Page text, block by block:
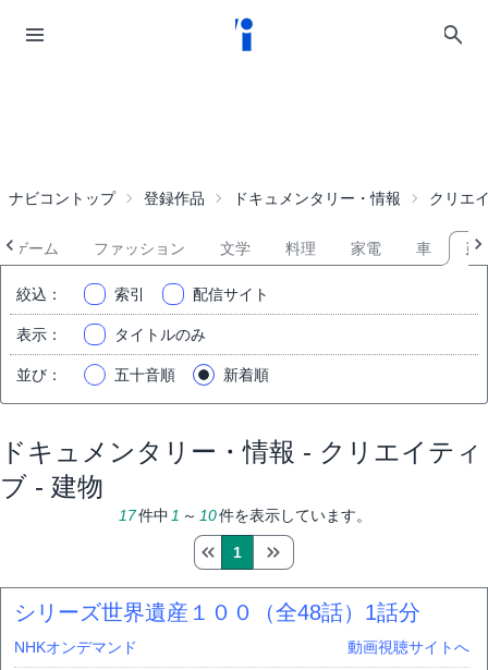
ナビコントップ 登録作品 ドキュメンタリー・情報 クリエ
ゲーム ファッション 文学 料理 家電 車 建
絞込 ： 索引 配信サイト
表示 ： タイトルのみ
並び ： 五十音順 新着順
ドキュメンタリー・情報 - クリエイティ
ブ - 建物
17件中 1 ～ 10件を表示しています。
1
シリーズ世界遺産１００（全48話） 1話分
NHKオンデマンド 動画視聴サイトへ